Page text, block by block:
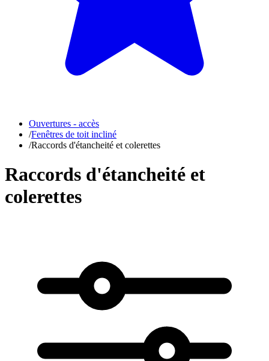
Ouvertures - accès
/Fenêtres de toit incliné
/Raccords d'étancheité et colerettes
Raccords d'étancheité et
colerettes